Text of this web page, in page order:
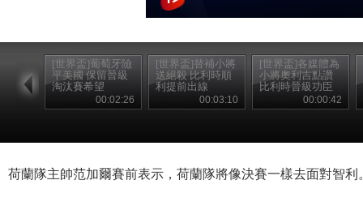
[世界盃]葡萄牙險
平美國 保留晉級
淘汰賽希望
00:02:26
[世界盃]替補小將
送絕殺 比利時順
利提前出線
00:03:10
[世界盃]各媒體為
小將奧利吉點讚
比利時晉級功臣
00:00:42
荷蘭隊主帥范加爾賽前表示，荷蘭隊將像決賽一樣去面對智利